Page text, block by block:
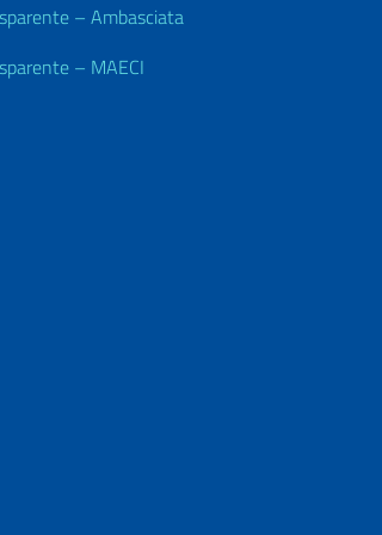
– Ambasciata
– MAECI